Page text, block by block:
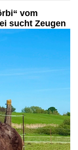
vom
sucht Zeugen